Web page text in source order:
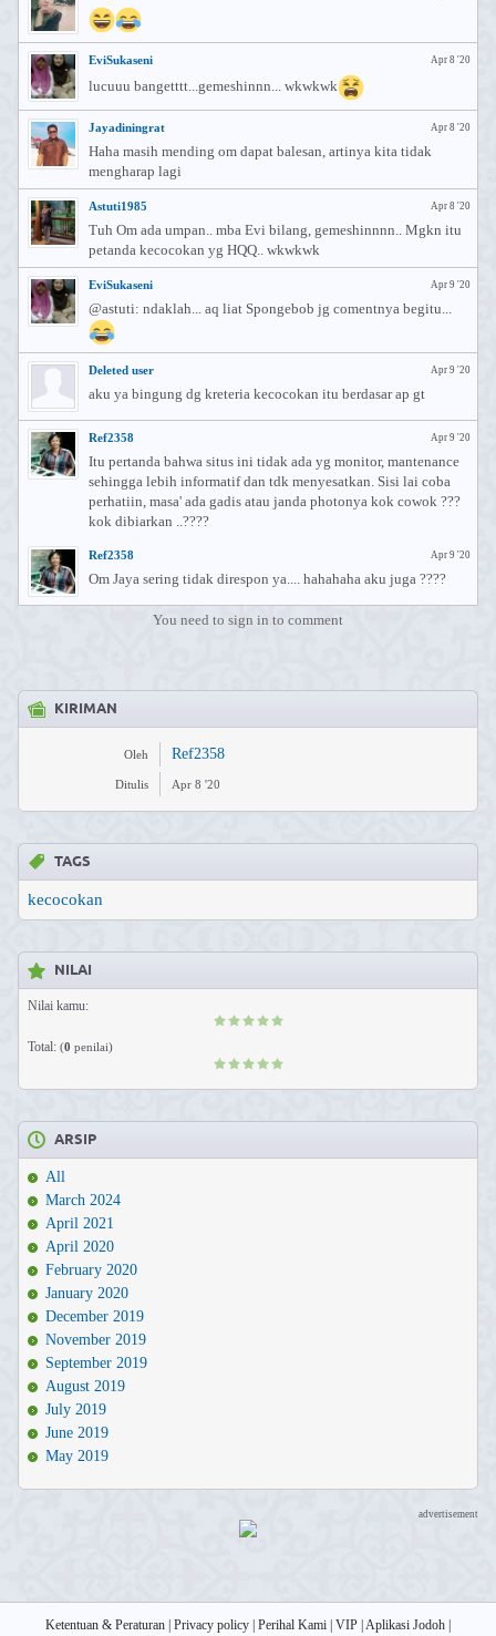
Apr 8 '20
EviSukaseni
lucuuu bangetttt...gemeshinnn... wkwkwk
Apr 8 '20
Jayadiningrat
Haha masih mending om dapat balesan, artinya kita tidak
mengharap lagi
Apr 8 '20
Astuti1985
Tuh Om ada umpan.. mba Evi bilang, gemeshinnnn.. Mgkn itu
petanda kecocokan yg HQQ.. wkwkwk
Apr 9 '20
EviSukaseni
@astuti: ndaklah... aq liat Spongebob jg comentnya begitu...
Apr 9 '20
Deleted user
aku ya bingung dg kreteria kecocokan itu berdasar ap gt
Apr 9 '20
Ref2358
Itu pertanda bahwa situs ini tidak ada yg monitor, mantenance
sehingga lebih informatif dan tdk menyesatkan. Sisi lai coba
perhatiin, masa' ada gadis atau janda photonya kok cowok ???
kok dibiarkan ..????
Apr 9 '20
Ref2358
Om Jaya sering tidak direspon ya.... hahahaha aku juga ????
You need to sign in to comment
KIRIMAN
Oleh Ref2358
Ditulis Apr 8 '20
TAGS
kecocokan
NILAI
Nilai kamu:
Total: (0 penilai)
ARSIP
All
March 2024
April 2021
April 2020
February 2020
January 2020
December 2019
November 2019
September 2019
August 2019
July 2019
June 2019
May 2019
advertisement
Ketentuan & Peraturan Privacy policy Perihal Kami VIP Aplikasi Jodoh